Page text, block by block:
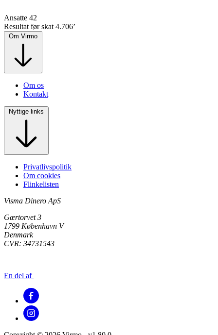
Ansatte 42
Resultat før skat 4.706’
Om Virmo
Om os
Kontakt
Nyttige links
Privatlivspolitik
Om cookies
Flinkelisten
Visma Dinero ApS
Gærtorvet 3
1799 København V
Denmark
CVR: 34731543
En del af